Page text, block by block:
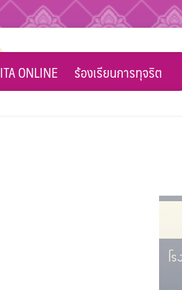
ITA ONLINE ร้องเรียนการทุจริต